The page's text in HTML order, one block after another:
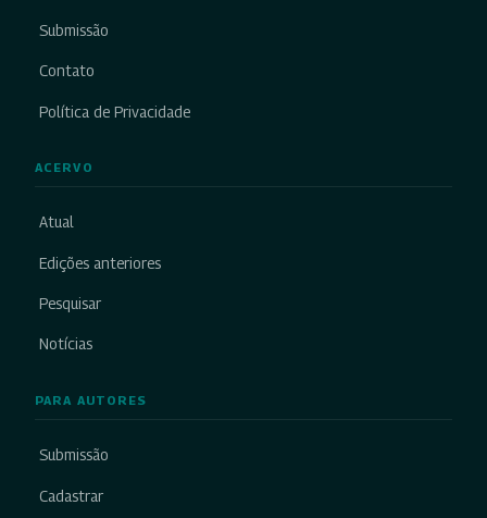
Submissão
Contato
Política de Privacidade
ACERVO
Atual
Edições anteriores
Pesquisar
Notícias
PARA AUTORES
Submissão
Cadastrar